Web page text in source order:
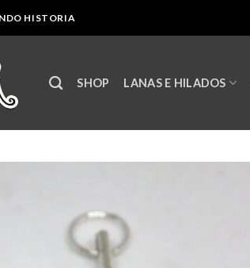
HISTORIA
SHOP LANAS E HILADOS